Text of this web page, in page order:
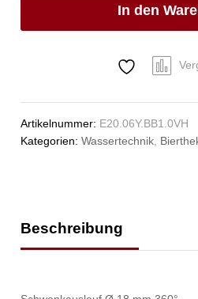
In den
Artikelnummer: E20.06Y.BB1.0VH
Kategorien:Wassertechnik,
Beschreibung